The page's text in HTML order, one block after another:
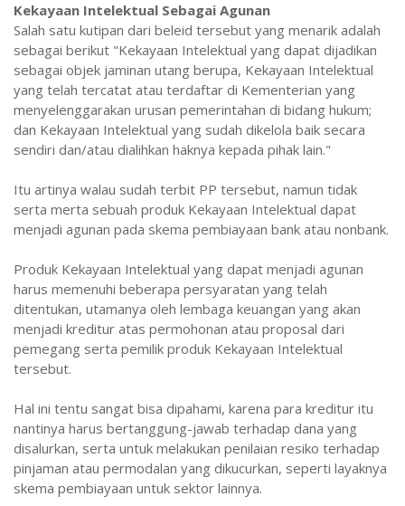
Kekayaan Intelektual Sebagai Agunan
Salah satu kutipan dari beleid tersebut yang menarik adalah
sebagai berikut "Kekayaan Intelektual yang dapat dijadikan
sebagai objek jaminan utang berupa, Kekayaan Intelektual
yang telah tercatat atau terdaftar di Kementerian yang
menyelenggarakan urusan pemerintahan di bidang hukum;
dan Kekayaan Intelektual yang sudah dikelola baik secara
sendiri dan/atau dialihkan haknya kepada pihak lain."
Itu artinya walau sudah terbit PP tersebut, namun tidak
serta merta sebuah produk Kekayaan Intelektual dapat
menjadi agunan pada skema pembiayaan bank atau nonbank.
Produk Kekayaan Intelektual yang dapat menjadi agunan
harus memenuhi beberapa persyaratan yang telah
ditentukan, utamanya oleh lembaga keuangan yang akan
menjadi kreditur atas permohonan atau proposal dari
pemegang serta pemilik produk Kekayaan Intelektual
tersebut.
Hal ini tentu sangat bisa dipahami, karena para kreditur itu
nantinya harus bertanggung-jawab terhadap dana yang
disalurkan, serta untuk melakukan penilaian resiko terhadap
pinjaman atau permodalan yang dikucurkan, seperti layaknya
skema pembiayaan untuk sektor lainnya.